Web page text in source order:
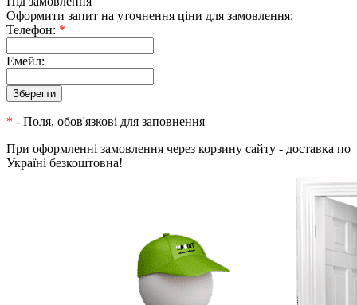
Оформити запит на уточнення ціни для замовлення:
Телефон: *
Емейл:
* - Поля, обов'язкові для заповнення
При оформленні замовлення через корзину сайту - доставка по
Україні безкоштовна!